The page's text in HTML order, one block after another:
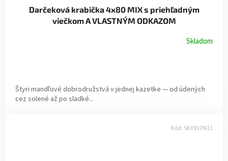
Darčeková krabička 4x80 MIX s priehľadným
viečkom A VLASTNÝM ODKAZOM
Skladom
Štyri mandľové dobrodružstvá v jednej kazetke — od údených
cez solené až po sladké...
Kód: SKX917N11